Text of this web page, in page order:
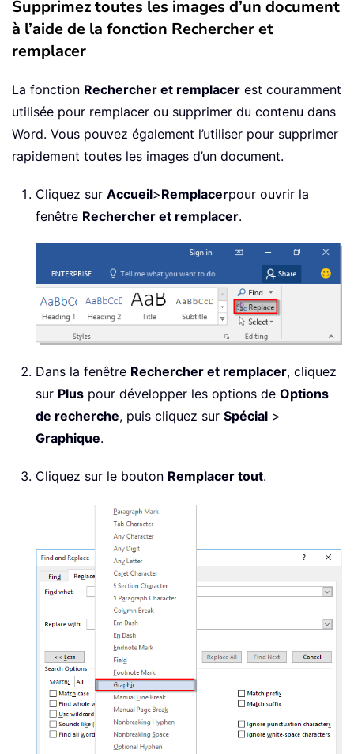
Supprimez toutes les images d’un document
à l’aide de la fonction Rechercher et
remplacer
La fonction Rechercher et remplacer est couramment
utilisée pour remplacer ou supprimer du contenu dans
Word. Vous pouvez également l’utiliser pour supprimer
rapidement toutes les images d’un document.
Cliquez sur Accueil>Remplacerpour ouvrir la
fenêtre Rechercher et remplacer.
Dans la fenêtre Rechercher et remplacer, cliquez
sur Plus pour développer les options de Options
de recherche, puis cliquez sur Spécial >
Graphique.
Cliquez sur le bouton Remplacer tout.